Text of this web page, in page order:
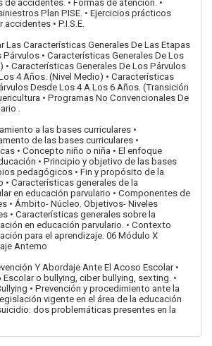
de accidentes. • Formas de atención. •
Plan PISE. • Ejercicios prácticos
• P.I.S.E.
Las Características Generales De Las Etapas
• Características Generales De Los
• Características Generales De Los Párvulos
4 Años. (Nivel Medio) • Características
Desde Los 4 A Los 6 Años. (Transición
• Programas No Convencionales De
.
a las bases curriculares •
de las bases curriculares •
• Concepto niño o niña • El enfoque
• Principio y objetivo de las bases
pedagógicos • Fin y propósito de la
• Características generales de la
en educación parvulario • Componentes de
• Ámbito- Núcleo. Objetivos- Niveles
• Características generales sobre la
en educación parvulario. • Contexto
para el aprendizaje. 06 Módulo X
Antemo
Y Abordaje Ante El Acoso Escolar •
o bullying, ciber bullying, sexting. •
• Prevención y procedimiento ante la
vigente en el área de la educación
dos problemáticas presentes en la